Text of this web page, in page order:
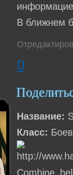
В ближнем
0
Название:
Класс: